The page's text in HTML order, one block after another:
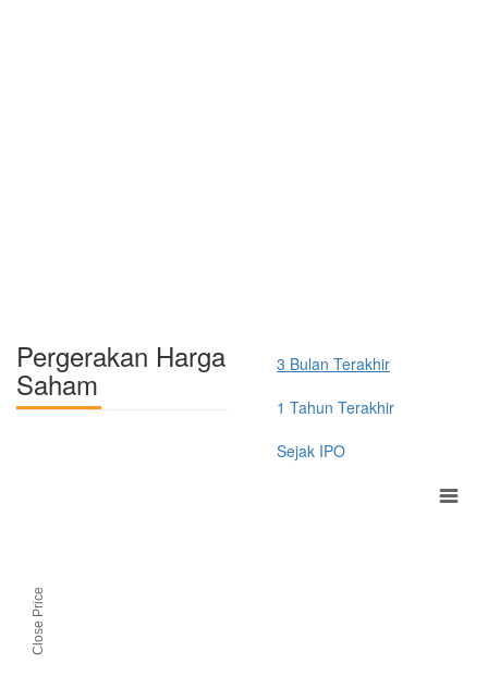
Pergerakan Harga
Saham
3 Bulan Terakhir
1 Tahun Terakhir
Sejak IPO
Close Price